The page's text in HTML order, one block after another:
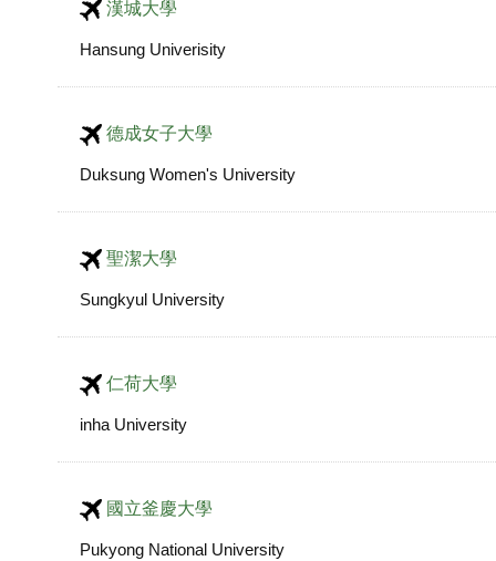
漢城大學
Hansung Univerisity
德成女子大學
Duksung Women's University
聖潔大學
Sungkyul University
仁荷大學
inha University
國立釜慶大學
Pukyong National University